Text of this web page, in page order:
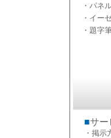
・パネ
・イー
・題字
■サー
・掲示